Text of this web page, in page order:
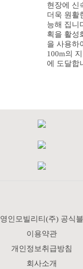
현장에 신
더욱 원활
능해 집니
획을 활성
을 사용하
100m의
에 도달합
영인모빌리티(주) 공식
이용약관
개인정보취급방침
회사소개